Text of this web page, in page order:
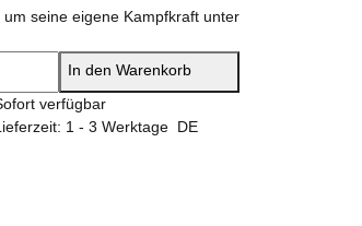
seine eigene Kampfkraft unter
In den Warenkorb
verfügbar
1 - 3 Werktage DE